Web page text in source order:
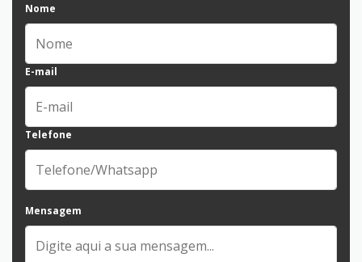
Nome
E-mail
Telefone
Mensagem